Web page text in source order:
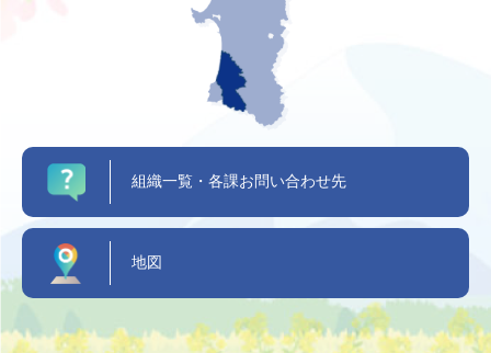
組織一覧・各課お問い合わせ先
地図